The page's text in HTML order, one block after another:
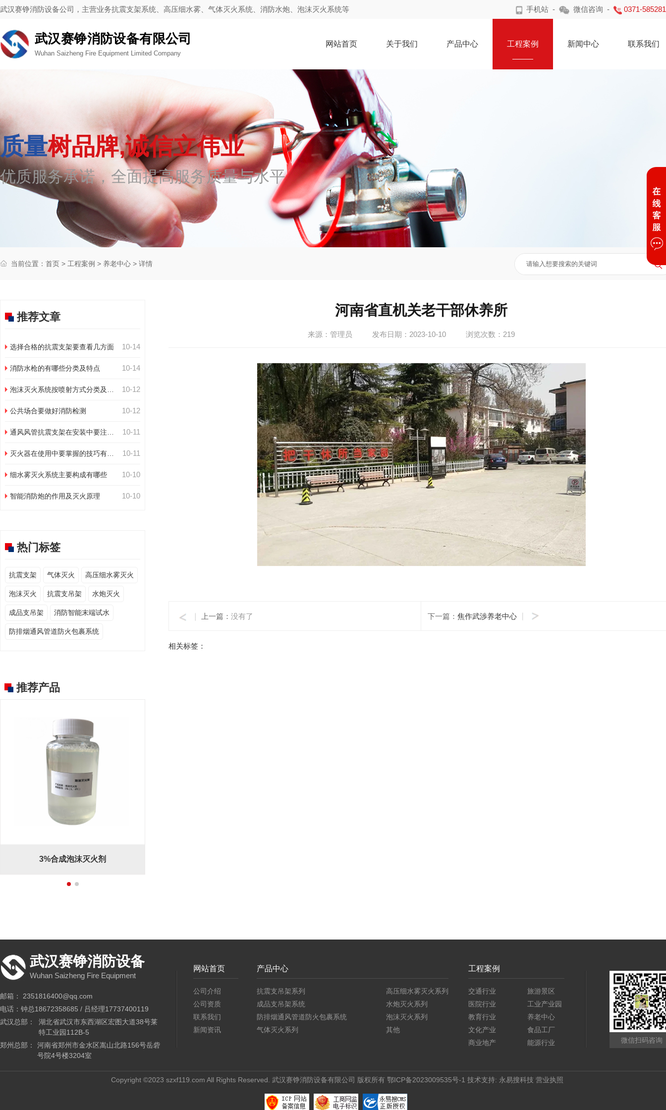
武汉赛铮消防设备公司，主营业务抗震支架系统、高压细水雾、气体灭火系统、消防水炮、泡沫灭火系统等 手机站- 微信咨询 - 0371-
武汉赛铮消防设备有限公司
Wuhan Saizheng Fire Equipment Limited Company
网站首页 关于我们 产品中心 工程案例 新闻中心 联系我们
质量树品牌,诚信立伟业
优质服务承诺，全面提高服务质量与水平
当前位置： 首页 > 工程案例 > 养老中心 > 详情
推荐文章
选择合格的抗震支架要查看几方面 10-14
消防水枪的有哪些分类及特点 10-14
泡沫灭火系统按喷射方式分类及特
10-12
公共场合要做好消防检测 10-12
通风风管抗震支架在安装中要注意
10-11
灭火器在使用中要掌握的技巧有哪
10-11
细水雾灭火系统主要构成有哪些 10-10
智能消防炮的作用及灭火原理 10-10
热门标签
抗震支架 气体灭火 高压细水雾灭火
泡沫灭火 抗震支吊架 水炮灭火
成品支吊架 消防智能末端试水
防排烟通风管道防火包裹系统
推荐产品
沫灭火剂
河南省直机关老干部休养所
来源：管理员 发布日期：2023-10-10 浏览次数： 219
上一篇： 没有了 下一篇： 焦作武渉养老中心
相关标签：
武汉赛铮消防设备
Wuhan Saizheng Fire Equipment
邮箱： 2351816400@qq.com
电话：钟总18672358685 / 吕经理17737400119
武汉总部：
湖北省武汉市东西湖区宏图大道38号莱
特工业园112B-5
郑州总部：
河南省郑州市金水区嵩山北路156号岳砦
号院4号楼3204室
网站首页
公司介绍
公司资质
联系我们
新闻资讯
产品中心
抗震支吊架系列
成品支吊架系统
防排烟通风管道防火包裹系统
气体灭火系列
高压细水雾灭火系列
水炮灭火系列
泡沫灭火系列
其他
工程案例
交通行业
医院行业
教育行业
文化产业
商业地产
旅游景区
工业产业园
养老中心
食品工厂
能源行业
微信扫码咨询
Copyright ©2023 szxf119.com All Rights Reserved. 武汉赛铮消防设备有限公司 版权所有 鄂ICP备2023009535号-1 技术支持: 永易搜科技 营业执照